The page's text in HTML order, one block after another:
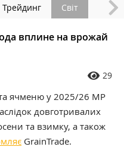
Трейдинг Світ
вплине на врожай
29
ячменю у 2025/26 МР
довготривалих
та взимку, а також
GrainTrade.